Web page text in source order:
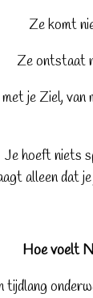
Ze komt
Ze ontstaat
je Ziel,
Je hoeft niets
alleen dat je
Hoe voelt
tijdlang